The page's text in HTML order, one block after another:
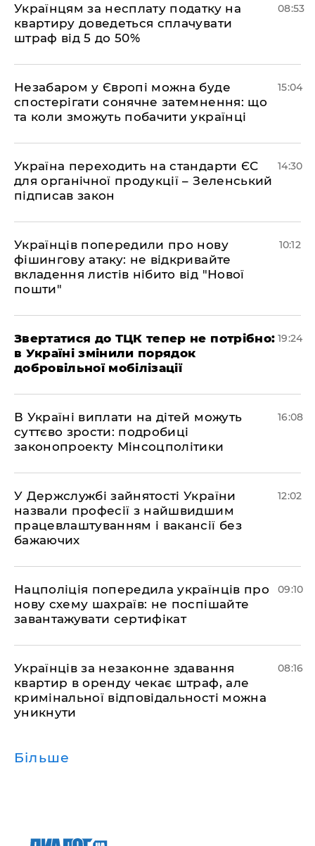
Українцям за несплату податку на
квартиру доведеться сплачувати
штраф від 5 до 50%
08:53
​Незабаром у Європі можна буде
спостерігати сонячне затемнення: що
та коли зможуть побачити українці
15:04
​Україна переходить на стандарти ЄС
для органічної продукції – Зеленський
підписав закон
14:30
Українців попередили про нову
фішингову атаку: не відкривайте
вкладення листів нібито від "Нової
пошти"
10:12
​Звертатися до ТЦК тепер не потрібно:
в Україні змінили порядок
добровільної мобілізації
19:24
В Україні виплати на дітей можуть
суттєво зрости: подробиці
законопроекту Мінсоцполітики
16:08
У Держслужбі зайнятості України
назвали професії з найшвидшим
працевлаштуванням і вакансії без
бажаючих
12:02
Нацполіція попередила українців про
нову схему шахраїв: не поспішайте
завантажувати сертифікат
09:10
Українців за незаконне здавання
квартир в оренду чекає штраф, але
кримінальної відповідальності можна
уникнути
08:16
Більше